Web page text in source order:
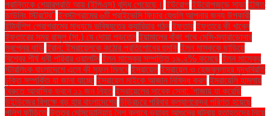
প্রান্তিকে শেয়ারপ্রতি আয় (ইপিএস) বৃদ্ধি পেয়েছে। ইউরোপ ইউরোপজুড়ে সাড়া ইঙ্গিত
ডাউনিং স্ট্রিটের" ইনস্টাগ্রামের ৬টি প্রাইভেসি ফিচার যেগুলি আপনার জন্য উপকারী
ইন্টার্নশিপ প্রোগ্রামের মাধ্যমে ভবিষ্যতের ক্যারিয়ার গঠন ইফতার ইফতারে কী খাবেন
ইফতারের সময় রাসুল (সা.) যে দোয়া পড়তেন ইয়ামালের বাঁকা পথে মেসি-ম্যারাডোনার
স্বপ্নের বাড়ি ইরান: ইসরায়েলকে কঠোর প্রতিশোধের হুমকি ইলন মাস্ককে ছাড়িয়ে
বিশ্বের শীর্ষ ধনী পরিবার ওয়ালটন ইলন মাস্কের সম্পত্তি ১৯.২% কমেছে ইলন মাস্কের
স্টারলিংক বাংলাদেশে এলে কী সুফল মিলবে ইসরায়েল ইসরায়েল ও হেজবুল্লাহর যুদ্ধবিরতি
চুক্তি সম্পর্কিত যা জানা যাচ্ছে ইসরায়েল মাইকে আজান নিষিদ্ধ করল ইসরায়েলি হামলায়
বৈরুতে আবাসিক ভবনে ১১ জন নিহত ইসরায়েলের সাবেক সেনা: 'গাজায় যা করেছি
উইন্ডিজের বিপক্ষে বড় হার বাংলাদেশের উড়িরচরে পরিবার কল্যাণকেন্দ্র পরিণত হয়েছে
পুলিশ ফাঁড়িতে উত্তর মেসিডোনিয়ায় নৈশ ক্লাবে ভয়াবহ আগুনের ঘটনায় হতাহতদের নিয়ে